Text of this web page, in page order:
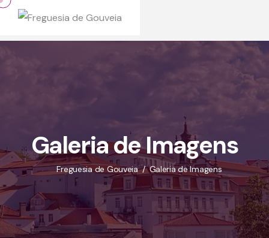
Skip
content
Galeria de Imagens
Freguesia de Gouveia Galeria de Imagens